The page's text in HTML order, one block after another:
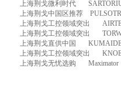
上海荆戈微利时代
上海荆戈中国区推荐
上海荆戈工控领域突出
上海荆戈工控领域突出
上海荆戈直供中国
上海荆戈工控领域突出
上海荆戈无忧选购
Maximator